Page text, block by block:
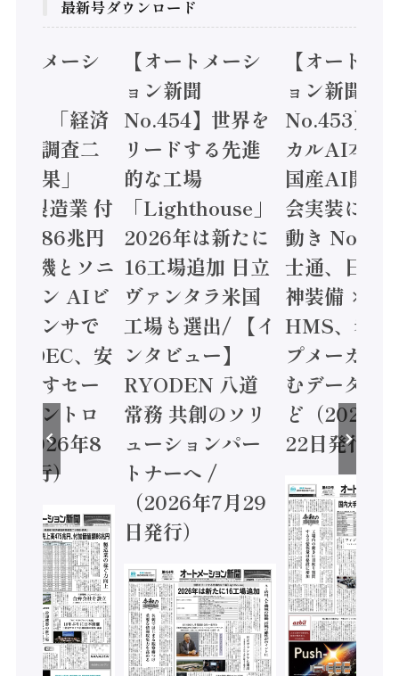
最新号ダウンロード
トメーシ
】「経済
態調査二
結果」
年製造業 付
額86兆円
電機とソニ
コン AIビ
センサで
/ IDEC、安
かすセー
コントロ
2026年8
発行）
【オートメーシ
ョン新聞
No.454】世界を
リードする先進
的な工場
「Lighthouse」
2026年は新たに
16工場追加 日立
ヴァンタラ米国
工場も選出/ 【イ
ンタビュー】
RYODEN 八道
常務 共創のソリ
ューションパー
トナーへ /
（2026年7月29
日発行）
【オートメ
ョン新聞
No.453】フ
カルAI本格
国産AI開発
会実装に活
動き
士通、日立
神装備 ×
HMS、老舗
プメーカー
むデータ活
ど（2026年
22日発行）